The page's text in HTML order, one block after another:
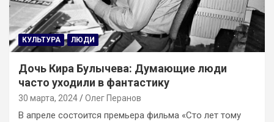
КУЛЬТУРА ЛЮДИ
Дочь Кира Булычева: Думающие люди
часто уходили в фантастику
30 марта, 2024 Олег Перанов
В апреле состоится премьера фильма «Сто лет тому